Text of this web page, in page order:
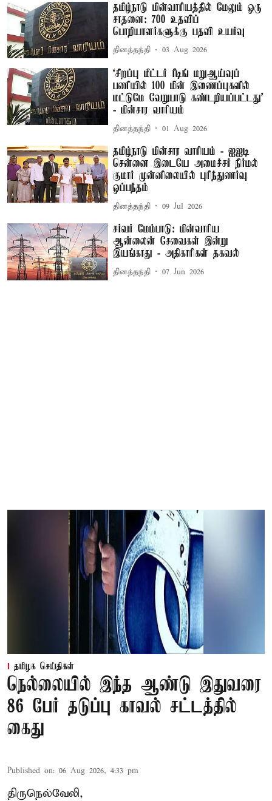
தமிழ்நாடு மின்வாரியத்தில் மேலும் ஒரு
சாதனை: 700 உதவிப்
பொறியாளர்களுக்கு பதவி உயர்வு
தினத்தந்தி 03 Aug 2026
‘சிறப்பு மீட்டர் ரீடிங் மறுஆய்வுப்
பணியில் 100 மின் இணைப்புகளில்
மட்டுமே வேறுபாடு கண்டறியப்பட்டது’
- மின்சார வாரியம்
தினத்தந்தி 01 Aug 2026
தமிழ்நாடு மின்சார வாரியம் - ஐஐடி
சென்னை இடையே அமைச்சர் நிர்மல்
குமார் முன்னிலையில் புரிந்துணர்வு
ஒப்பந்தம்
தினத்தந்தி 09 Jul 2026
சர்வர் மேம்பாடு: மின்வாரிய
ஆன்லைன் சேவைகள் இன்று
இயங்காது - அதிகாரிகள் தகவல்
தினத்தந்தி 07 Jun 2026
தமிழக செய்திகள்
நெல்லையில் இந்த ஆண்டு இதுவரை
86 பேர் தடுப்பு காவல் சட்டத்தில்
கைது
Published on: 06 Aug 2026, 4:33 pm
திருநெல்வேலி,